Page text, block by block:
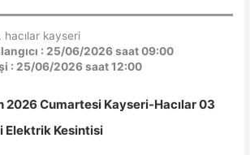
hacılar kayseri
: 25/06/2026 saat 09:00
: 25/06/2026 saat 12:00
2026 Cumartesi Kayseri-Hacılar 03
Elektrik Kesintisi